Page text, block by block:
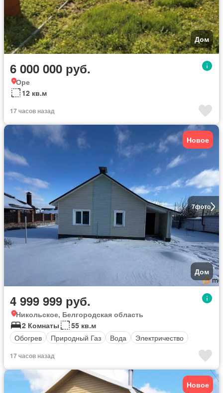
Дом
6 000 000 руб.
Оре
12 кв.м
17 часов назад
7фото
Новое
Дом
4 999 999 руб.
Никольское, Белгородская область
2 Комнаты
55 кв.м
Обогрев
Природный Газ Вода Электричество
17 часов назад
Новое